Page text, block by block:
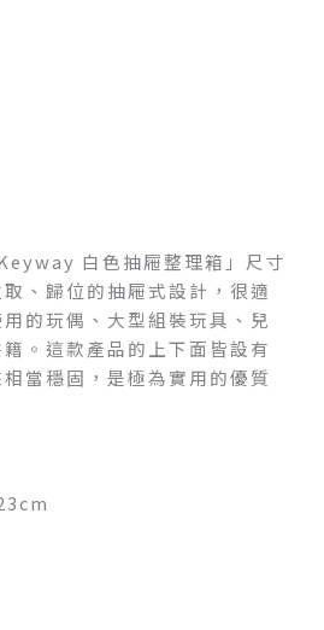
白色抽屜整理箱」尺寸
、歸位的抽屜式設計，很適
的玩偶、大型組裝玩具、兒
。這款產品的上下面皆設有
當穩固，是極為實用的優質